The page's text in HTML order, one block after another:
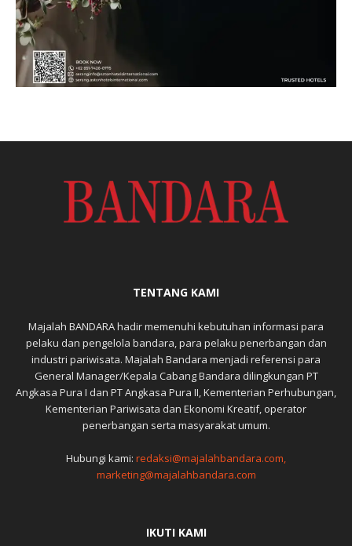
TENTANG KAMI
Majalah BANDARA hadir memenuhi kebutuhan informasi para
pelaku dan pengelola bandara, para pelaku penerbangan dan
industri pariwisata. Majalah Bandara menjadi referensi para
General Manager/Kepala Cabang Bandara dilingkungan PT
Angkasa Pura I dan PT Angkasa Pura II, Kementerian Perhubungan,
Kementerian Pariwisata dan Ekonomi Kreatif, operator
penerbangan serta masyarakat umum.
Hubungi kami: redaksi@majalahbandara.com,
marketing@majalahbandara.com
IKUTI KAMI